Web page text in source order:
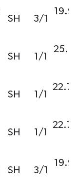
SH 3/1
SH 1/1
SH 1/1
SH 1/1
SH 3/1